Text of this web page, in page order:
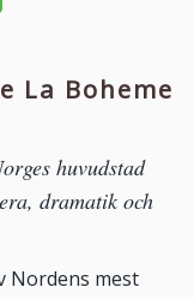
La Boheme
huvudstad
dramatik och
Nordens mest